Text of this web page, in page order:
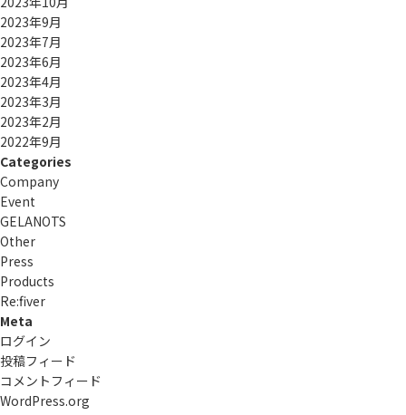
2023年9月
2023年7月
2023年6月
2023年4月
2023年3月
2023年2月
2022年9月
Categories
Company
Event
GELANOTS
Other
Press
Products
Re:ﬁver
Meta
ログイン
投稿フィード
コメントフィード
WordPress.org